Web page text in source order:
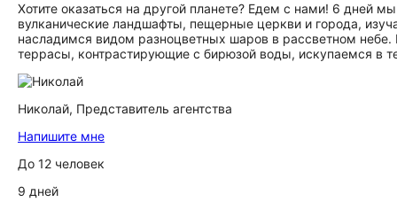
Хотите оказаться на другой планете? Едем с нами! 6 дней
вулканические ландшафты, пещерные церкви и города,
насладимся видом разноцветных шаров в рассветном
террасы, контрастирующие с бирюзой воды, искупаемся в
Николай, Представитель агентства
Напишите мне
До 12 человек
9 дней